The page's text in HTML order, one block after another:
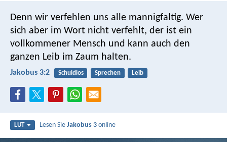
Denn wir verfehlen uns alle mannigfaltig. Wer
sich aber im Wort nicht verfehlt, der ist ein
vollkommener Mensch und kann auch den
ganzen Leib im Zaum halten.
Jakobus 3:2 Schuldlos Sprechen Leib
LUT Lesen SieJakobus 3 online